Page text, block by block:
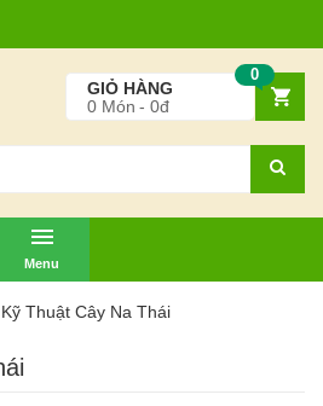
GIỎ HÀNG
0
0 Món 0đ
MENU
Kỹ Thuật Cây Na Thái